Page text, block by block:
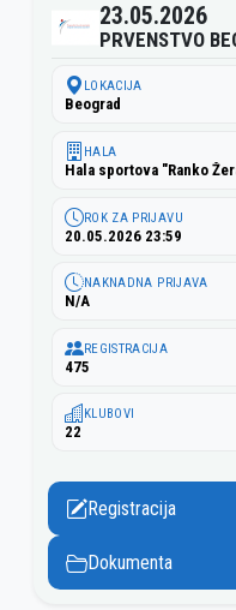
23.05.2026
PRVENSTVO
LOKACIJA
Beograd
HALA
Hala sportova "Ranko
ROK ZA PRIJAVU
20.05.2026 23:59
NAKNADNA PRIJAVA
N/A
REGISTRACIJA
475
KLUBOVI
22
Registracija
Dokumenta